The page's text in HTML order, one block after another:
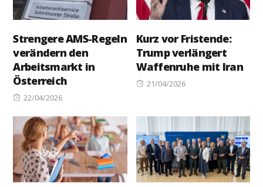
Strengere AMS-Regeln
verändern den
Arbeitsmarkt in
Österreich
Posted
22/04/2026
Kurz vor Fristende:
Trump verlängert
Waffenruhe mit Iran
Posted
21/04/2026